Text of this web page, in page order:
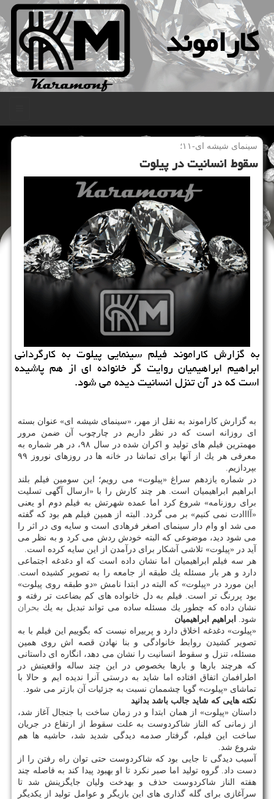
كاراموند
سینمای شیشه ای-۱۱؛
سقوط انسانیت در پیلوت
به گزارش كاراموند فیلم سینمایی پیلوت به كارگردانی
ابراهیم ابراهیمیان روایت گر خانواده ای از هم پاشیده
است كه در آن تنزل انسانیت دیده می شود.
به گزارش كاراموند به نقل از مهر، «سینمای شیشه ای» عنوان بسته
ای روزانه است كه در نظر داریم در چارچوب آن ضمن مرور
مهمترین فیلم های تولید و اكران شده در سال ۹۸، در هر شماره به
معرفی هر یك از آنها برای تماشا در خانه ها در روزهای نوروز ۹۹
بپردازیم.
در شماره یازدهم سراغ «پیلوت» می رویم؛ این سومین فیلم بلند
ابراهیم ابراهیمیان است. هر چند كارش را با «ارسال آگهی تسلیت
برای روزنامه» شروع كرد اما عمده شهرتش به فیلم دوم او یعنی
«آااادت نمی كنیم» بر می گردد. البته از همین فیلم هم بود كه گفته
می شد او وام دار سینمای اصغر فرهادی است و سایه وی در اثر را
می شود دید، موضوعی كه البته خودش ردش می كرد و به نظر می
آید در «پیلوت» تلاشی آشكار برای درآمدن از این سایه كرده است.
هر سه فیلم ابراهیمیان اما نشان داده است كه او دغدغه اجتماعی
دارد و هر بار مسئله یك طبقه از جامعه را به تصویر كشیده است.
این مورد در «پیلوت» كه البته در ابتدا نامش «دو طبقه روی پیلوت»
بود پررنگ تر است. فیلم به دل خانواده های كم بضاعت تر رفته و
نشان داده كه چطور یك مسئله ساده می تواند تبدیل به یك بحران
شود.
ابراهیم ابراهیمیان
«پیلوت» دغدغه اخلاق دارد و پربیراه نیست كه بگوییم این فیلم با به
تصویر كشیدن روابط خانوادگی و بنا نهادن قصه اش روی همین
مسئله، تنزل و سقوط انسانیت را نشان می دهد، انگاره ای داستانی
كه هرچند بارها و بارها بخصوص در این چند ساله واقعیتش در
اطرافمان اتفاق افتاده اما شاید به درستی آنرا ندیده ایم و حالا با
تماشای «پیلوت» گویا چشممان نسبت به جزئیات آن بازتر می شود.
نكته هایی كه شاید جالب باشد بدانید
داستان «پیلوت» از همان ابتدا و در زمان ساخت با جنجال آغاز شد،
از زمانی كه الناز شاكردوست به علت سقوط از ارتفاع در جریان
ساخت این فیلم، گرفتار صدمه دیدگی شدید شد، حاشیه ها هم
شروع شد.
آسیب دیدگی تا جایی بود كه شاكردوست حتی توان راه رفتن را از
دست داد. گروه تولید اما صبر نكرد تا او بهبود پیدا كند به فاصله چند
هفته الناز شاكردوست حذف و بهدخت ولیان جایگزینش شد تا
سرآغازی برای گله گذاری های این بازیگر و عوامل تولید از یكدیگر